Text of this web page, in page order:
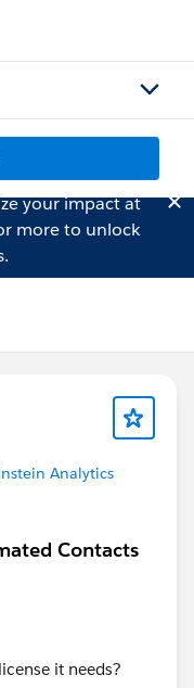
your impact at
more to unlock
Analytics
Contacts
it needs?